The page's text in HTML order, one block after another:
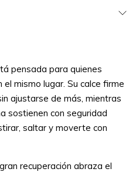
pensada para quienes
mismo lugar. Su calce firme
ajustarse de más, mientras
sostienen con seguridad
saltar y moverte con
recuperación abraza el